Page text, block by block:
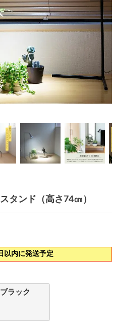
タンド（高さ74㎝）
内に発送予定
ラック